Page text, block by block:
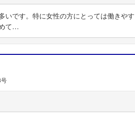
いです。特に女性の方にとっては働きやす
て…